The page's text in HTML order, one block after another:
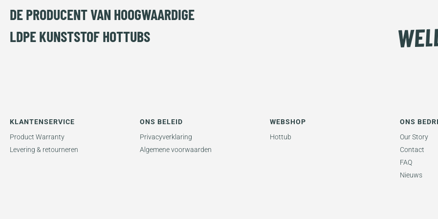
DE PRODUCENT VAN HOOGWAARDIGE
LDPE KUNSTSTOF HOTTUBS
KLANTENSERVICE
Product Warranty
Levering & retourneren
ONS BELEID
Privacyverklaring
Algemene voorwaarden
WEBSHOP
Hottub
ONS
Our Story
Contact
FAQ
Nieuws